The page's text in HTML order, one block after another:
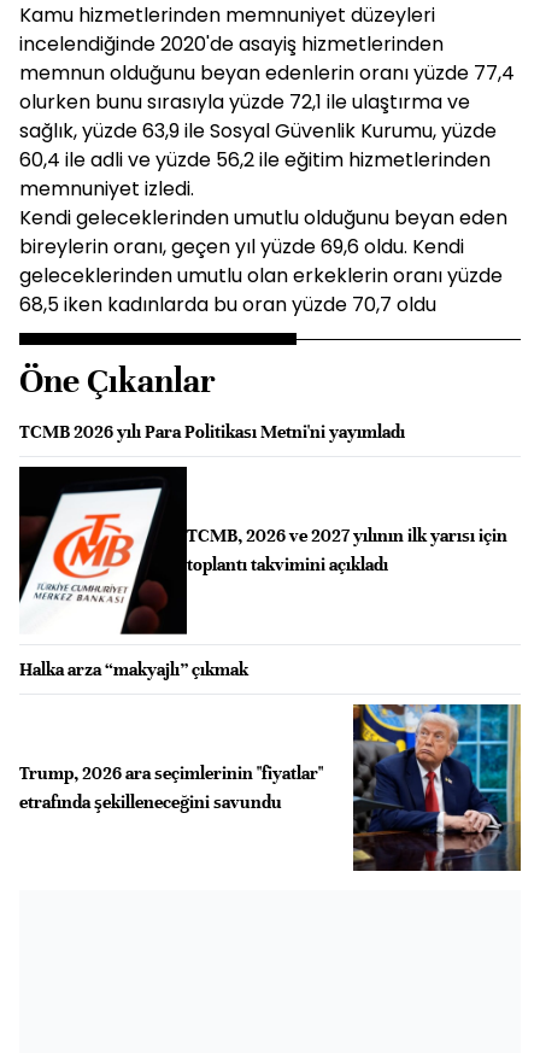
Kamu hizmetlerinden memnuniyet düzeyleri
incelendiğinde 2020'de asayiş hizmetlerinden
memnun olduğunu beyan edenlerin oranı yüzde 77,4
olurken bunu sırasıyla yüzde 72,1 ile ulaştırma ve
sağlık, yüzde 63,9 ile Sosyal Güvenlik Kurumu, yüzde
60,4 ile adli ve yüzde 56,2 ile eğitim hizmetlerinden
memnuniyet izledi.
Kendi geleceklerinden umutlu olduğunu beyan eden
bireylerin oranı, geçen yıl yüzde 69,6 oldu. Kendi
geleceklerinden umutlu olan erkeklerin oranı yüzde
68,5 iken kadınlarda bu oran yüzde 70,7 oldu
Öne Çıkanlar
TCMB 2026 yılı Para Politikası Metni'ni yayımladı
TCMB, 2026 ve 2027 yılının ilk yarısı için
toplantı takvimini açıkladı
Halka arza “makyajlı” çıkmak
Trump, 2026 ara seçimlerinin "fiyatlar"
etrafında şekilleneceğini savundu